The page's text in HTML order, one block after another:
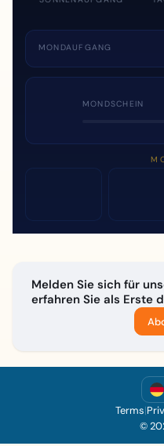
MONDAUFGANG
MONDSCHEIN
Melden Sie sich für
erfahren Sie als Erste
Terms|
©